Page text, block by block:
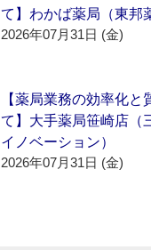
て】わかば薬局（東邦
2026年07月31日 (金)
【薬局業務の効率化と
て】大手薬局笹崎店（
イノベーション）
2026年07月31日 (金)